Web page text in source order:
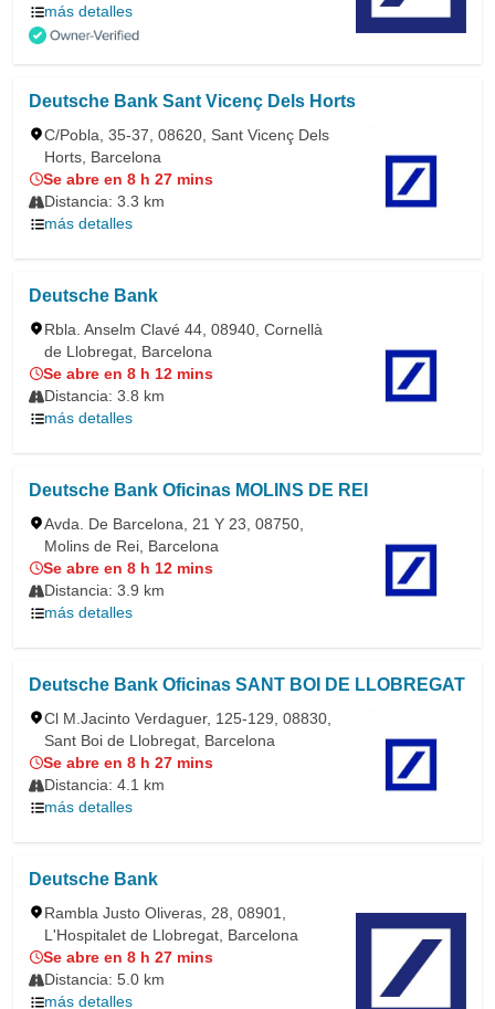
más detalles
Deutsche Bank Sant Vicenç Dels Horts
C/Pobla, 35-37, 08620, Sant Vicenç Dels
Horts, Barcelona
Se abre en 8 h 27 mins
Distancia: 3.3 km
más detalles
Deutsche Bank
Rbla. Anselm Clavé 44, 08940, Cornellà
de Llobregat, Barcelona
Se abre en 8 h 12 mins
Distancia: 3.8 km
más detalles
Deutsche Bank Oficinas MOLINS DE REI
Avda. De Barcelona, 21 Y 23, 08750,
Molins de Rei, Barcelona
Se abre en 8 h 12 mins
Distancia: 3.9 km
más detalles
Deutsche Bank Oficinas SANT BOI DE LLOBREGAT
Cl M.Jacinto Verdaguer, 125-129, 08830,
Sant Boi de Llobregat, Barcelona
Se abre en 8 h 27 mins
Distancia: 4.1 km
más detalles
Deutsche Bank
Rambla Justo Oliveras, 28, 08901,
L'Hospitalet de Llobregat, Barcelona
Se abre en 8 h 27 mins
Distancia: 5.0 km
más detalles